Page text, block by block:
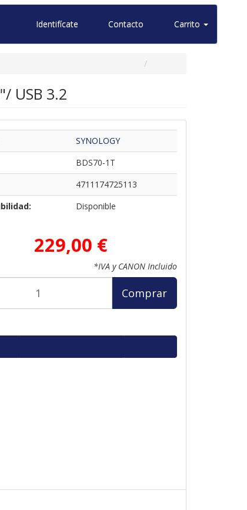
Identifícate Contacto Carrito
USB 3.2
SYNOLOGY
BDS70-1T
4711174725113
Disponible
229,00 €
*IVA y CANON Incluido
Comprar